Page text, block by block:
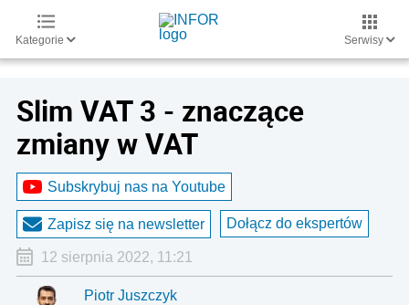
Kategorie Serwisy
Slim VAT 3 - znaczące
zmiany w VAT
Subskrybuj nas na Youtube
Zapisz się na newsletter Dołącz do ekspertów
12 sierpnia 2022, 11:21
Piotr Juszczyk